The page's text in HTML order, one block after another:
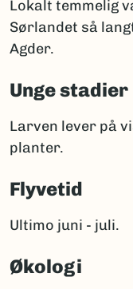
Lokalt temmelig
Sørlandet så
Agder.
Unge stadier
Larven lever på
planter.
Flyvetid
Ultimo juni - juli.
Økologi